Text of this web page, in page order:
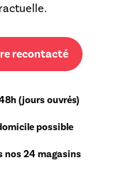
recontacté
(jours ouvrés)
possible
nos 24 magasins